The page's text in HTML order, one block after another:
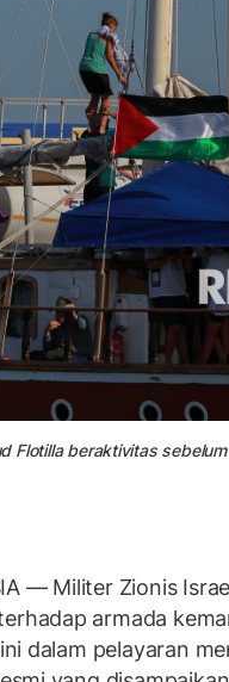
Flotilla beraktivitas
— Militer Zionis
armada
dalam pelayaran